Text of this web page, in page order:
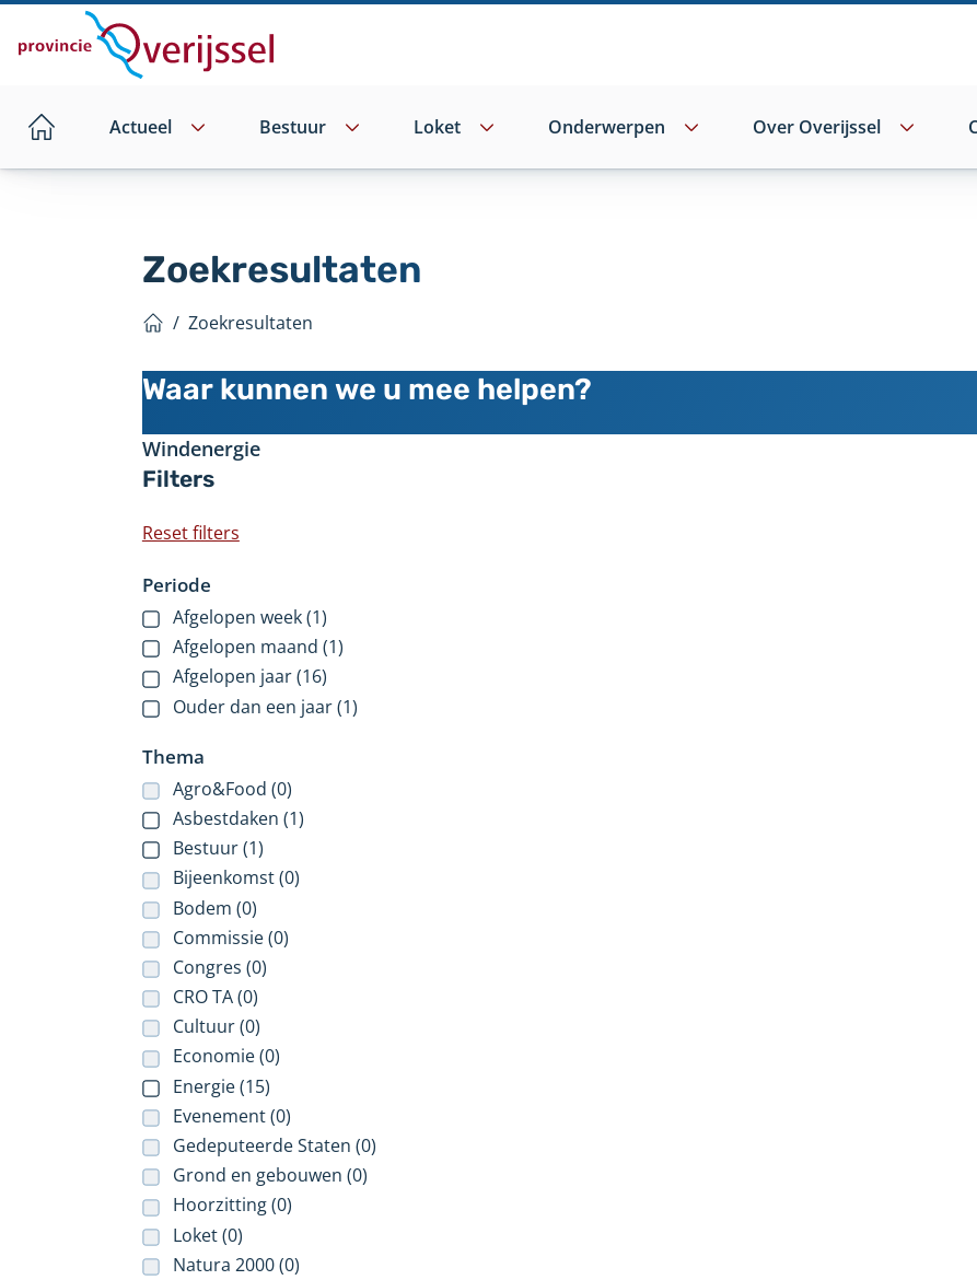
naar
Home
Actueel Bestuur Loket Onderwerpen Over Overijssel
Zoekresultaten
/ Zoekresultaten
Zoeken
Waar kunnen we u mee helpen?
Filters
Bij
selecteren
van
een
filter
zal
de
verversen
en
worden
de
resultaten
bijgewerkt.
Reset filters
Periode
Afgelopen week (1)
Afgelopen maand (1)
Afgelopen jaar (16)
Ouder dan een jaar (1)
Thema
Agro&Food (0)
Asbestdaken (1)
Bestuur (1)
Bijeenkomst (0)
Bodem (0)
Commissie (0)
Congres (0)
CRO TA (0)
Cultuur (0)
Economie (0)
Energie (15)
Evenement (0)
Gedeputeerde Staten (0)
Grond en gebouwen (0)
Hoorzitting (0)
Loket (0)
Natura 2000 (0)